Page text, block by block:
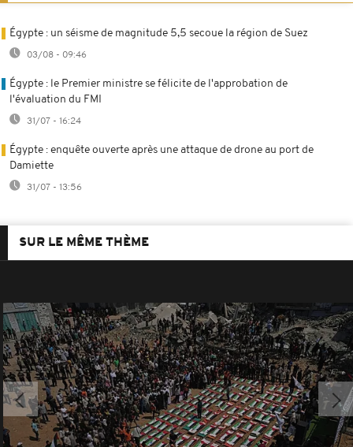
Égypte : un séisme de magnitude 5,5 secoue la région de Suez
03/08 - 09:46
Égypte : le Premier ministre se félicite de l'approbation de
l'évaluation du FMI
31/07 - 16:24
Égypte : enquête ouverte après une attaque de drone au port de
Damiette
31/07 - 13:56
SUR LE MÊME THÈME